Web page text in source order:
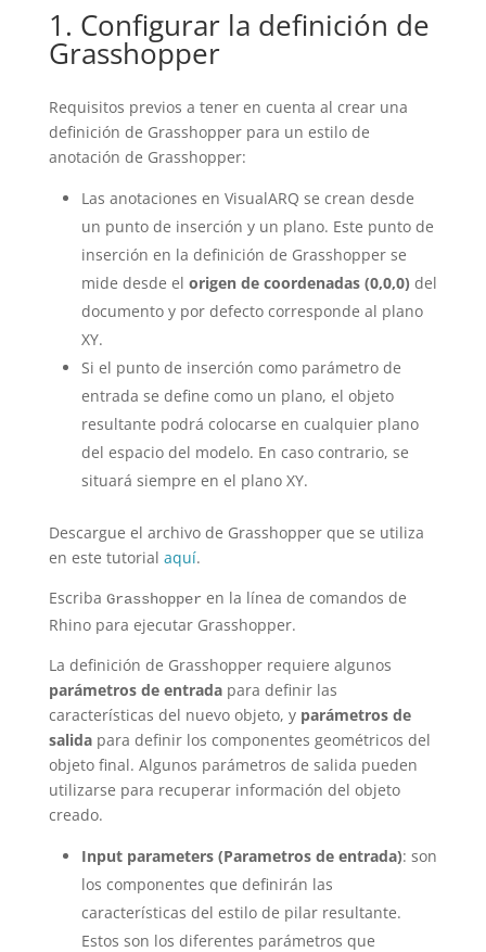
1. Configurar la definición de
Grasshopper
Requisitos previos a tener en cuenta al crear una
definición de Grasshopper para un estilo de
anotación de Grasshopper:
Las anotaciones en VisualARQ se crean desde
un punto de inserción y un plano. Este punto de
inserción en la definición de Grasshopper se
mide desde el origen de coordenadas (0,0,0) del
documento y por defecto corresponde al plano
XY.
Si el punto de inserción como parámetro de
entrada se define como un plano, el objeto
resultante podrá colocarse en cualquier plano
del espacio del modelo. En caso contrario, se
situará siempre en el plano XY.
Descargue el archivo de Grasshopper que se utiliza
en este tutorial aquí.
Escriba Grasshopper en la línea de comandos de
Rhino para ejecutar Grasshopper.
La definición de Grasshopper requiere algunos
parámetros de entradapara definir las
características del nuevo objeto, y parámetros de
salidapara definir los componentes geométricos del
objeto final. Algunos parámetros de salida pueden
utilizarse para recuperar información del objeto
creado.
Input parameters (Parametros de entrada): son
los componentes que definirán las
características del estilo de pilar resultante.
Estos son los diferentes parámetros que